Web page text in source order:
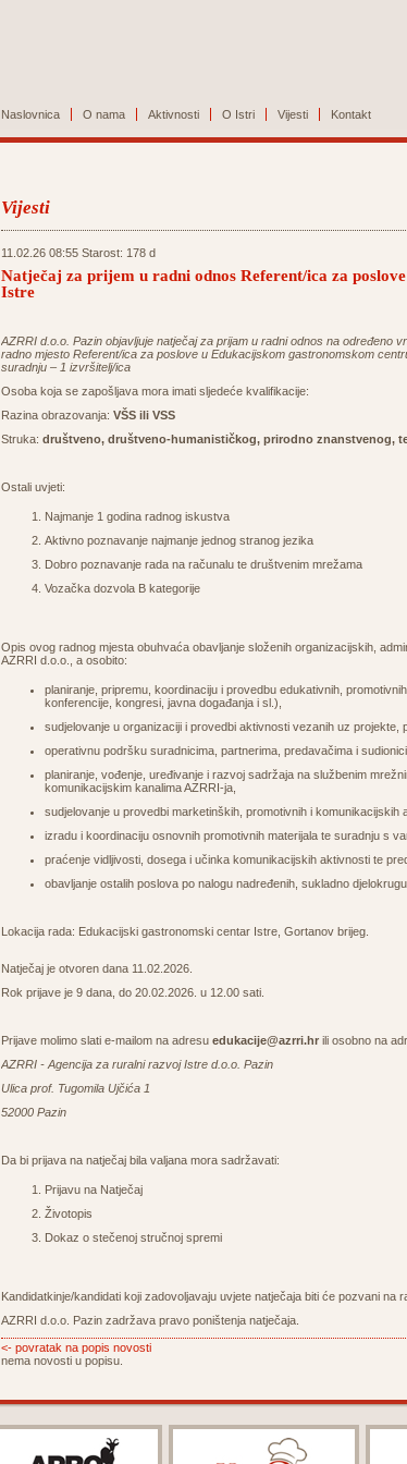
Naslovnica O nama Aktivnosti O Istri Vijesti Kontakt
Vijesti
11.02.26 08:55 Starost: 178 d
Natječaj za prijem u radni odnos Referent/ica za
Istre
AZRRI d.o.o. Pazin objavljuje natječaj za prijam u radni odnos na određeno
radno mjesto Referent/ica za poslove u Edukacijskom gastronomskom
suradnju – 1 izvršitelj/ica
Osoba koja se zapošljava mora imati sljedeće kvalifikacije:
Razina obrazovanja: VŠS ili VSS
Struka: društveno, društveno-humanističkog, prirodno znanstvenog,
Ostali uvjeti:
Najmanje 1 godina radnog iskustva
Aktivno poznavanje najmanje jednog stranog jezika
Dobro poznavanje rada na računalu te društvenim mrežama
Vozačka dozvola B kategorije
Opis ovog radnog mjesta obuhvaća obavljanje složenih organizacijskih,
AZRRI d.o.o., a osobito:
planiranje, pripremu, koordinaciju i provedbu edukativnih,
konferencije, kongresi, javna događanja i sl.),
sudjelovanje u organizaciji i provedbi aktivnosti vezanih uz projekte,
operativnu podršku suradnicima, partnerima, predavačima i
planiranje, vođenje, uređivanje i razvoj sadržaja na službenim
komunikacijskim kanalima AZRRI-ja,
sudjelovanje u provedbi marketinških, promotivnih i komunikacijskih
izradu i koordinaciju osnovnih promotivnih materijala te suradnju s
praćenje vidljivosti, dosega i učinka komunikacijskih aktivnosti te
obavljanje ostalih poslova po nalogu nadređenih, sukladno djelokrugu
Lokacija rada: Edukacijski gastronomski centar Istre, Gortanov brijeg.
Natječaj je otvoren dana 11.02.2026.
Rok prijave je 9 dana, do 20.02.2026. u 12.00 sati.
Prijave molimo slati e-mailom na adresu edukacije@azrri.hr ili osobno na
AZRRI - Agencija za ruralni razvoj Istre d.o.o. Pazin
Ulica prof. Tugomila Ujčića 1
52000 Pazin
Da bi prijava na natječaj bila valjana mora sadržavati:
Prijavu na Natječaj
Životopis
Dokaz o stečenoj stručnoj spremi
Kandidatkinje/kandidati koji zadovoljavaju uvjete natječaja biti će pozvani na
AZRRI d.o.o. Pazin zadržava pravo poništenja natječaja.
<- povratak na popis novosti
nema novosti u popisu.